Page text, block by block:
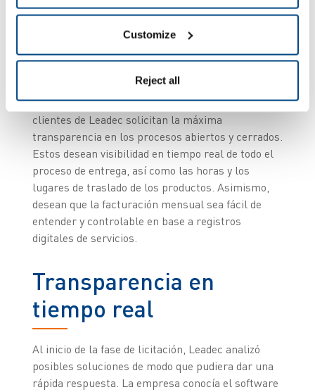
Customize
Reject all
componentes faltan, la producción se detiene, y
esto es costoso“, explica Alexander Bölken,
Bremen.
Junto con una entrega correcta y puntual, los
clientes de Leadec solicitan la máxima
transparencia en los procesos abiertos y cerrados.
Estos desean visibilidad en tiempo real de todo el
proceso de entrega, así como las horas y los
lugares de traslado de los productos. Asimismo,
desean que la facturación mensual sea fácil de
entender y controlable en base a registros
digitales de servicios.
Transparencia en
tiempo real
Al inicio de la fase de licitación, Leadec analizó
posibles soluciones de modo que pudiera dar una
rápida respuesta. La empresa conocía el software